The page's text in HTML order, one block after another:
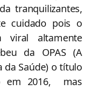
tranquilizantes,
cuidado pois o
viral altamente
da OPAS (A
da Saúde) o título
em 2016, mas